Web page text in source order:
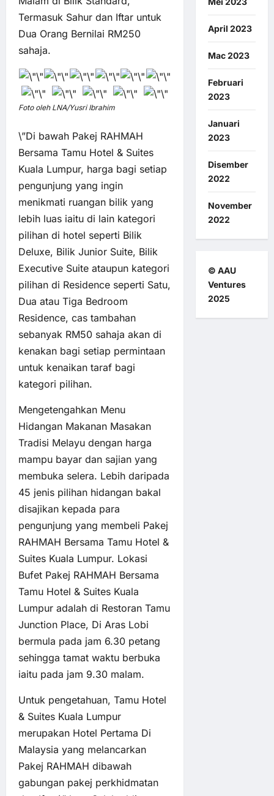
Termasuk Sahur dan Iftar untuk
Dua Orang Bernilai RM250
sahaja.
Foto oleh LNA/Yusri Ibrahim
\”Di bawah Pakej RAHMAH
Bersama Tamu Hotel & Suites
Kuala Lumpur, harga bagi setiap
pengunjung yang ingin
menikmati ruangan bilik yang
lebih luas iaitu di lain kategori
pilihan di hotel seperti Bilik
Deluxe, Bilik Junior Suite, Bilik
Executive Suite ataupun kategori
pilihan di Residence seperti Satu,
Dua atau Tiga Bedroom
Residence, cas tambahan
sebanyak RM50 sahaja akan di
kenakan bagi setiap permintaan
untuk kenaikan taraf bagi
kategori pilihan.
Mengetengahkan Menu
Hidangan Makanan Masakan
Tradisi Melayu dengan harga
mampu bayar dan sajian yang
membuka selera. Lebih daripada
45 jenis pilihan hidangan bakal
disajikan kepada para
pengunjung yang membeli Pakej
RAHMAH Bersama Tamu Hotel &
Suites Kuala Lumpur. Lokasi
Bufet Pakej RAHMAH Bersama
Tamu Hotel & Suites Kuala
Lumpur adalah di Restoran Tamu
Junction Place, Di Aras Lobi
bermula pada jam 6.30 petang
sehingga tamat waktu berbuka
iaitu pada jam 9.30 malam.
Untuk pengetahuan, Tamu Hotel
& Suites Kuala Lumpur
merupakan Hotel Pertama Di
Malaysia yang melancarkan
Pakej RAHMAH dibawah
gabungan pakej perkhidmatan
April 2023
Mac 2023
Februari
2023
Januari
2023
Disember
2022
November
2022
© AAU
Ventures
2025